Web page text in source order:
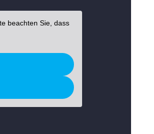
beachten Sie, dass